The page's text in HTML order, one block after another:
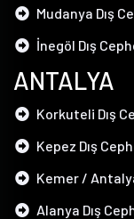
Mudanya Dış
İnegöl Dış
ANTALYA
Korkuteli Dış
Kepez Dış
Kemer /
Alanya Dış